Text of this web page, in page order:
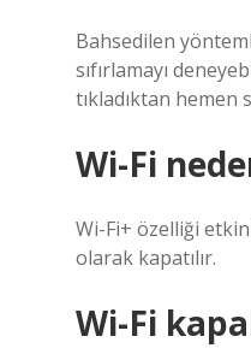
Bahsedilen
sıfırlamayı
tıkladıktan hemen
Wi-Fi
Wi-Fi+ özelliği
olarak kapatılır.
Wi-Fi